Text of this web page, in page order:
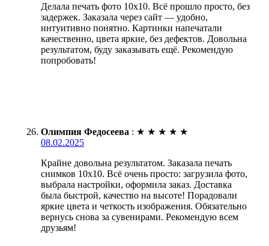
Делала печать фото 10х10. Всё прошло просто, без
задержек. Заказала через сайт — удобно,
интуитивно понятно. Картинки напечатали
качественно, цвета яркие, без дефектов. Довольна
результатом, буду заказывать ещё. Рекомендую
попробовать!
Олимпия Федосеева : ★ ★ ★ ★ ★
08.02.2025
Крайне довольна результатом. Заказала печать
снимков 10х10. Всё очень просто: загрузила фото,
выбрала настройки, оформила заказ. Доставка
была быстрой, качество на высоте! Порадовали
яркие цвета и четкость изображения. Обязательно
вернусь снова за сувенирами. Рекомендую всем
друзьям!